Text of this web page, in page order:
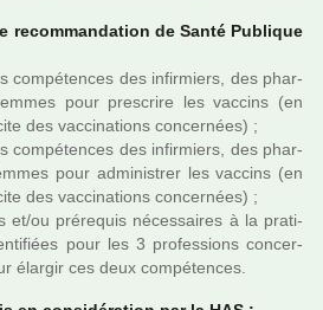
recom­man­da­tion de Santé Publique
com­pé­ten­ces des infir­miers, des phar­
pour pres­crire les vac­cins (en
des vac­ci­na­tions concer­nées) ;
com­pé­ten­ces des infir­miers, des phar­
pour admi­nis­trer les vac­cins (en
des vac­ci­na­tions concer­nées) ;
et/ou pré­re­quis néces­sai­res à la pra­ti­
pour les 3 pro­fes­sions concer­
élargir ces deux com­pé­ten­ces.